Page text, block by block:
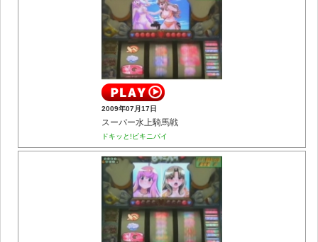
2009年07月17日
スーパー水上騎馬戦
ドキッと!ビキニパイ